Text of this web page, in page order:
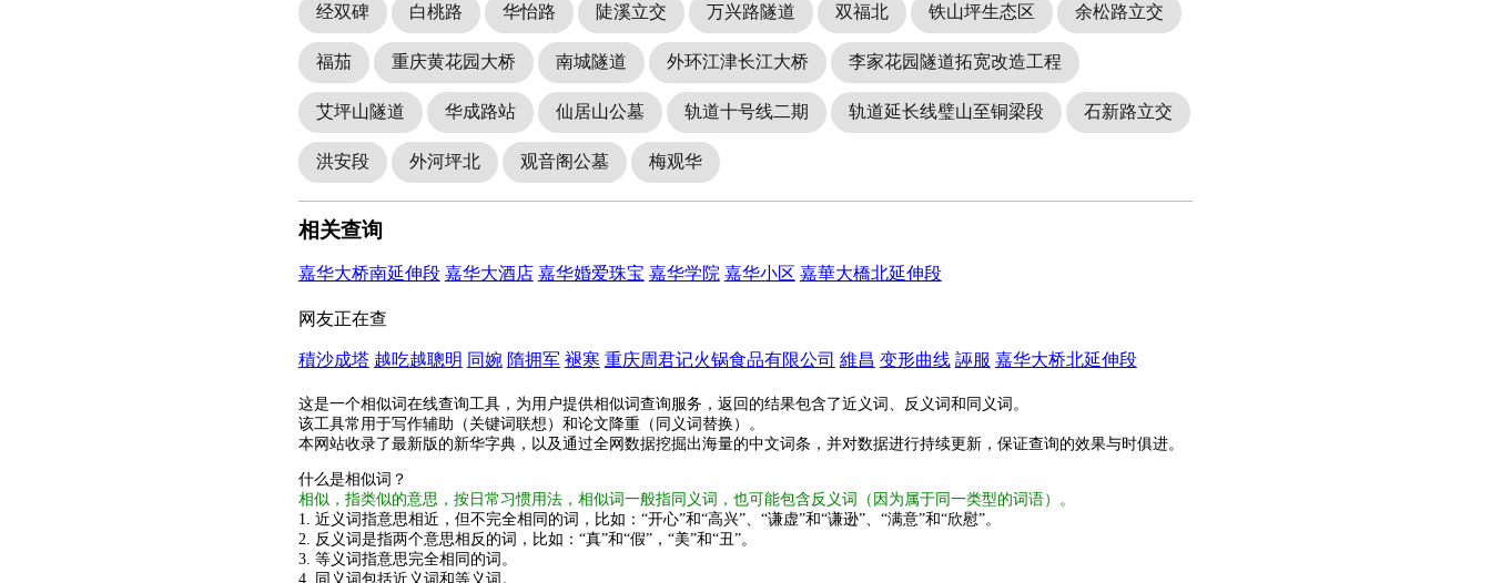
经双碑 白桃路 华怡路 陡溪立交 万兴路隧道 双福北 铁山坪生态区 余松路立交
福茄 重庆黄花园大桥 南城隧道 外环江津长江大桥 李家花园隧道拓宽改造工程
艾坪山隧道 华成路站 仙居山公墓 轨道十号线二期 轨道延长线璧山至铜梁段 石新路立交
洪安段 外河坪北 观音阁公墓 梅观华
相关查询
嘉华大桥南延伸段 嘉华大酒店 嘉华婚爱珠宝 嘉华学院 嘉华小区 嘉華大橋北延伸段
网友正在查
積沙成塔 越吃越聰明 同婉 隋拥军 褪寒 重庆周君记火锅食品有限公司 維昌 变形曲线 誣服 嘉华大桥北延伸段
这是一个相似词在线查询工具，为用户提供相似词查询服务，返回的结果包含了近义词、反义词和同义词。
该工具常用于写作辅助（关键词联想）和论文降重（同义词替换）。
本网站收录了最新版的新华字典，以及通过全网数据挖掘出海量的中文词条，并对数据进行持续更新，保证查询的效果与时俱进。
什么是相似词？
相似，指类似的意思，按日常习惯用法，相似词一般指同义词，也可能包含反义词（因为属于同一类型的词语）。
1. 近义词指意思相近，但不完全相同的词，比如：“开心”和“高兴”、“谦虚”和“谦逊”、“满意”和“欣慰”。
2. 反义词是指两个意思相反的词，比如：“真”和“假”，“美”和“丑”。
3. 等义词指意思完全相同的词。
4. 同义词包括近义词和等义词。